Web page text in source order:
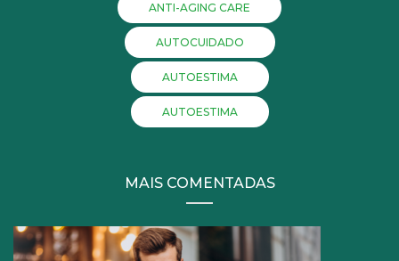
ANTI-AGING CARE
AUTOCUIDADO
AUTOESTIMA
AUTOESTIMA
MAIS COMENTADAS